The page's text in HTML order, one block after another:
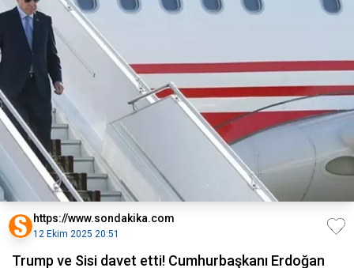
https://www.sondakika.com
12 Ekim 2025 20:51
Trump ve Sisi davet etti! Cumhurbaşkanı Erdoğan